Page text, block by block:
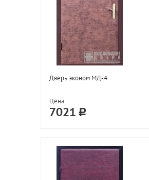
Дверь эконом МД-4
Цена
7021